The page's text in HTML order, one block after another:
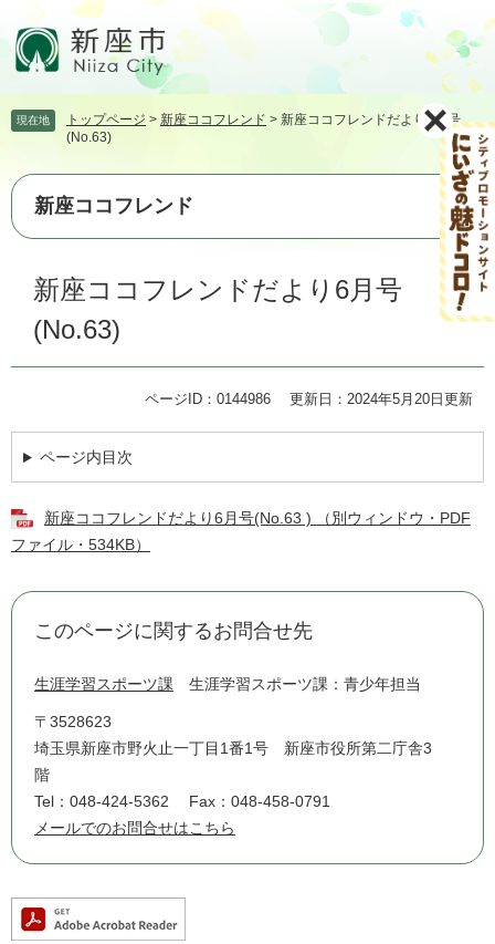
頭
す。
飛
て
本
現在地 トップページ > 新座ココフレンド > 新座ココフレンドだより6月号
(No.63)
新座ココフレンド
新座ココフレンドだより6月号
(No.63)
ページID：0144986 更新日：2024年5月20日更新
ページ内目次
新座ココフレンドだより6月号(No.63 ) （別ウィンドウ・PDF
ファイル・534KB）
このページに関するお問合せ先
生涯学習スポーツ課 生涯学習スポーツ課：青少年担当
〒3528623
埼玉県新座市野火止一丁目1番1号 新座市役所第二庁舎3
階
Tel：048-424-5362
Fax：048-458-0791
メールでのお問合せはこちら